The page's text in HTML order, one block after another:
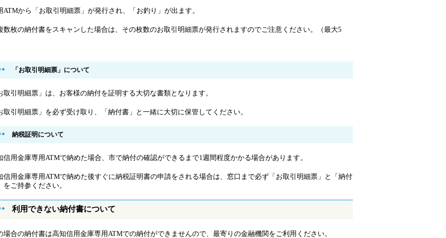
ATMから「お取引明細票」が発行され、「お釣り」が出ます。
数枚の納付書をスキャンした場合は、その枚数のお取引明細票が発行されますのでご注意ください。（最大5
「お取引明細票」について
取引明細票」は、お客様の納付を証明する大切な書類となります。
取引明細票」を必ず受け取り、「納付書」と一緒に大切に保管してください。
納税証明について
信用金庫専用ATMで納めた場合、市で納付の確認ができるまで1週間程度かかる場合があります。
信用金庫専用ATMで納めた後すぐに納税証明書の申請をされる場合は、窓口まで必ず「お取引明細票」と「納付
をご持参ください。
利用できない納付書について
場合の納付書は高知信用金庫専用ATMでの納付ができませんので、最寄りの金融機関をご利用ください。